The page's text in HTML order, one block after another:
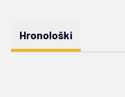
Hronološki